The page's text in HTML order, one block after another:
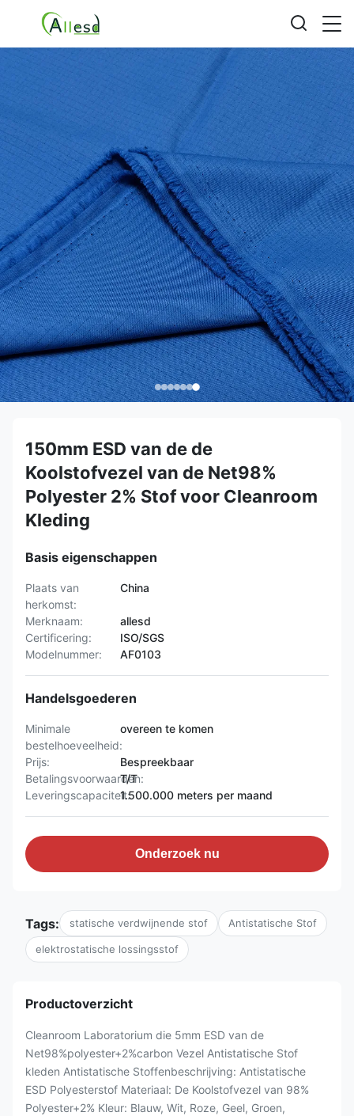
150mm ESD van de de
Koolstofvezel van de Net98%
Polyester 2% Stof voor Cleanroom
Kleding
Basis eigenschappen
Plaats van
herkomst:
China
Merknaam:
allesd
Certificering:
ISO/SGS
Modelnummer:
AF0103
Handelsgoederen
Minimale
bestelhoeveelheid:
overeen te komen
Prijs:
Bespreekbaar
Betalingsvoorwaarden:
T/T
Leveringscapaciteit:1.500.000 meters per maand
Onderzoek nu
Tags: statische verdwijnende stof Antistatische Stof
elektrostatische lossingsstof
Productoverzicht
Cleanroom Laboratorium die 5mm ESD van de
Net98%polyester+2%carbon Vezel Antistatische Stof
kleden Antistatische Stoffenbeschrijving: Antistatische
ESD Polyesterstof Materiaal: De Koolstofvezel van 98%
Polyester+2% Kleur: Blauw, Wit, Roze, Geel, Groen,